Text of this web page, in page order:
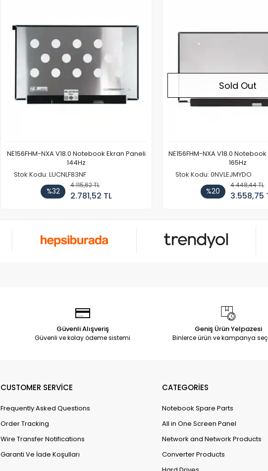
NE156FHM-NXA V18.0 Notebook Ekran Paneli
144Hz
Stok Kodu: LUCNLF83NF
%32
4.115,62 TL
2.781,52 TL
Sold Out
NE156FHM-NXA V18.0
165Hz
Stok Kodu: 0NVLEJMYDO
%20
4.448,44 TL
3.558,75
Güvenli Alışveriş
Güvenli ve kolay ödeme sistemi
Geniş Ürün Yelpazesi
Binlerce ürün ve kampanya
CUSTOMER SERVİCE
Frequently Asked Questions
Order Tracking
Wire Transfer Notifications
Garanti Ve İade Koşulları
CATEGORİES
Notebook Spare Parts
All in One Screen Panel
Network and Network Products
Converter Products